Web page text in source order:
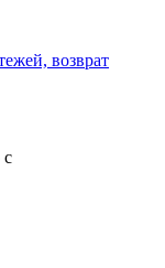
возврат
с